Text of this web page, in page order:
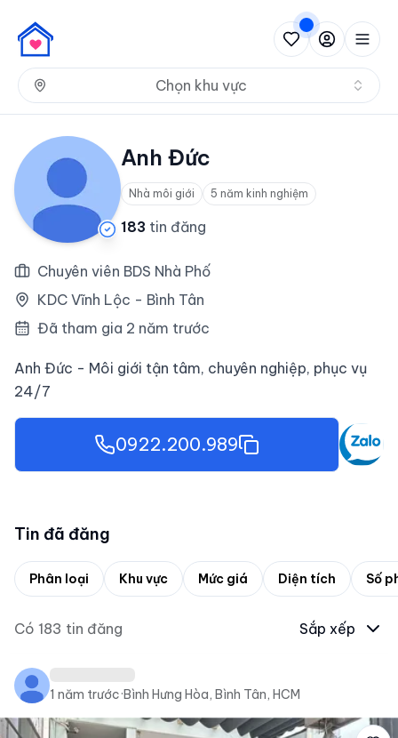
Chọn khu vực
Anh Đức
Nhà môi giới 5 năm kinh nghiệm
183 tin đăng
Chuyên viên BDS Nhà Phố
KDC Vĩnh Lộc - Bình Tân
Đã tham gia 2 năm trước
Anh Đức - Môi giới tận tâm, chuyên nghiệp, phục vụ
24/7
0922.200.989
Tin đã đăng
Phân loại Khu vực Mức giá Diện tích Số
Có 183 tin đăng Sắp xếp
1 năm trước·Bình Hưng Hòa, Bình Tân, HCM